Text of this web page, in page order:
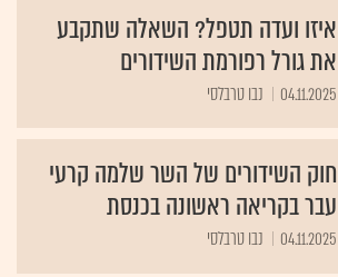
איזו ועדה תטפל? השאלה שתקבע
את גורל רפורמת השידורים
04.11.2025 נבו טרבלסי
חוק השידורים של השר שלמה קרעי
עבר בקריאה ראשונה בכנסת
04.11.2025 נבו טרבלסי